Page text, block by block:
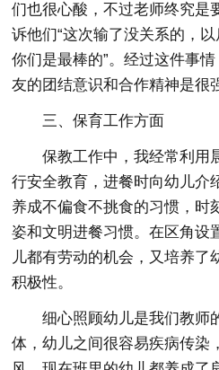
们也很心酸，不过老师终究是
诉他们“这次输了没关系的，
你们是最棒的”。经过这件事
友的团结意识和合作精神是很
三、保育工作方面
保教工作中，我经常利用
行安全教育，进餐时向幼儿介
养成不偏食不挑食的习惯，时
姿和文明进餐习惯。在区角设
儿都有劳动的机会，又培养了
积极性。
细心照顾幼儿是我们教师
体，幼儿之间很容易疾病传染